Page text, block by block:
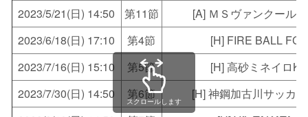
2023/5/21(日) 14:50
第11節
[A] ＭＳヴァンクール
2023/6/18(日) 17:10
第4節
[H] FIRE BALL FC
2023/7/16(日) 15:10
第5節
[H] 高砂ミネイロK
2023/7/30(日) 14:50
第6節
[H] 神鋼加古川サッカ
スクロールします